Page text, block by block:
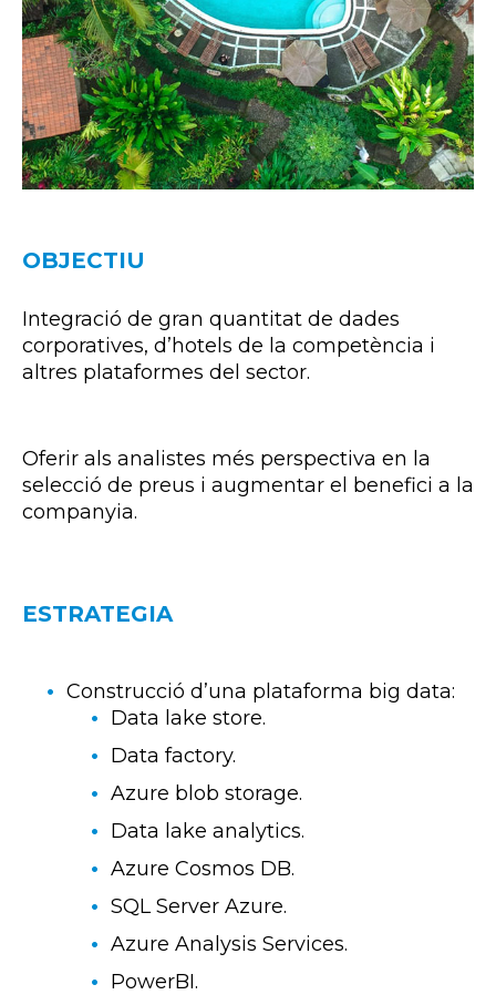
OBJECTIU
Integració de gran quantitat de dades
corporatives, d’hotels de la competència i
altres plataformes del sector.
Oferir als analistes més perspectiva en la
selecció de preus i augmentar el benefici a la
companyia.
ESTRATEGIA
Construcció d’una plataforma big data:
Data lake store.
Data factory.
Azure blob storage.
Data lake analytics.
Azure Cosmos DB.
SQL Server Azure.
Azure Analysis Services.
PowerBI.